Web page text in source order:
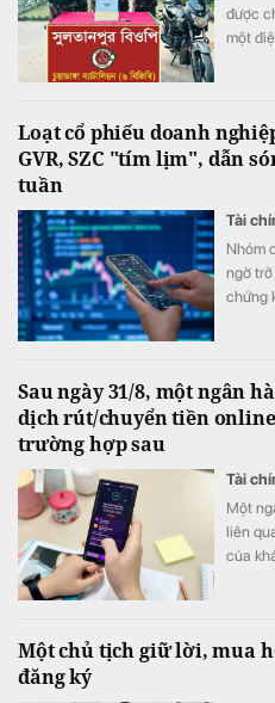
được
một
Loạt cổ phiếu doanh
GVR, SZC "tím lịm", dẫn
tuần
Tài
Nhóm
ngờ
chứng
đảo
sắc đỏ.
Sau ngày 31/8, một ngân
dịch rút/chuyển tiền
trường hợp sau
Tài
Một
liên
của
Một chủ tịch giữ lời, mua
đăng ký